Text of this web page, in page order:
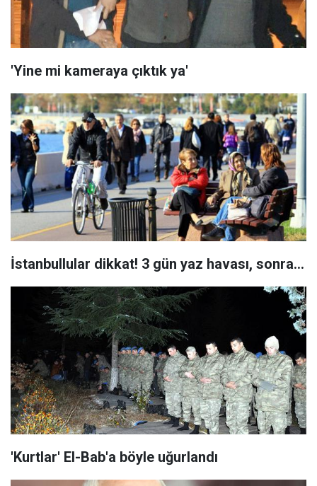
'Yine mi kameraya çıktık ya'
İstanbullular dikkat! 3 gün yaz havası, sonra...
'Kurtlar' El-Bab'a böyle uğurlandı